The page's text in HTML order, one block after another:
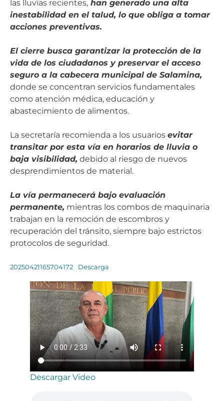
las lluvias recientes, han generado una alta
inestabilidad en el talud, lo que obliga a tomar
acciones preventivas.
El cierre busca garantizar la protección de la
vida de los ciudadanos y preservar el acceso
seguro a la cabecera municipal de Salamina,
donde se concentran servicios fundamentales
como atención médica, educación y
abastecimiento de alimentos.
La secretaría recomienda a los usuarios evitar
transitar por esta vía en horarios de lluvia o
baja visibilidad, debido al riesgo de nuevos
desprendimientos de material.
La vía permanecerá bajo evaluación
permanente, mientras los combos de maquinaria
trabajan en la remoción de escombros y
recuperación del tránsito, siempre bajo estrictos
protocolos de seguridad.
20250421165704172 Descarga
Descargar Video